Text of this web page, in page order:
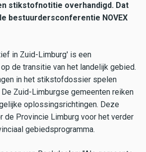
stikstofnotitie overhandigd. Dat
bestuurdersconferentie NOVEX
in Zuid-Limburg' is een
de transitie van het landelijk gebied.
in het stikstofdossier spelen
Zuid-Limburgse gemeenten reiken
oplossingsrichtingen. Deze
de Provincie Limburg voor het verder
gebiedsprogramma.